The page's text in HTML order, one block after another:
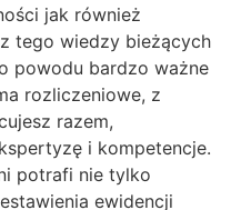
jak również
tego wiedzy bieżących
powodu bardzo ważne
rozliczeniowe, z
razem,
i kompetencje.
potrafi nie tylko
ewidencji